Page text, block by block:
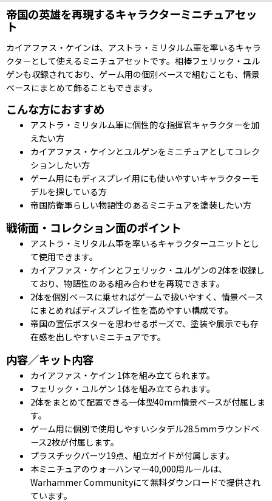
帝国の英雄を再現するキャラクターミニチュアセッ
ト
カイアファス・ケインは、アストラ・ミリタルム軍を率いるキャラ
クターとして使えるミニチュアセットです。相棒フェリック・ユル
ゲンも収録されており、ゲーム用の個別ベースで組むことも、情景
ベースにまとめて飾ることもできます。
こんな方におすすめ
アストラ・ミリタルム軍に個性的な指揮官キャラクターを加
えたい方
カイアファス・ケインとユルゲンをミニチュアとしてコレク
ションしたい方
ゲーム用にもディスプレイ用にも使いやすいキャラクターモ
デルを探している方
帝国防衛軍らしい物語性のあるミニチュアを塗装したい方
戦術面・コレクション面のポイント
アストラ・ミリタルム軍を率いるキャラクターユニットとし
て使用できます。
カイアファス・ケインとフェリック・ユルゲンの2体を収録し
ており、物語性のある組み合わせを再現できます。
2体を個別ベースに乗せればゲームで扱いやすく、情景ベース
にまとめればディスプレイ性を高めやすい構成です。
帝国の宣伝ポスターを思わせるポーズで、塗装や展示でも存
在感を出しやすいミニチュアです。
内容／キット内容
カイアファス・ケイン 1体を組み立てられます。
フェリック・ユルゲン 1体を組み立てられます。
2体をまとめて配置できる一体型40mm情景ベースが付属しま
す。
ゲーム用に個別で使用しやすいシタデル28.5mmラウンドベ
ース2枚が付属します。
プラスチックパーツ19点、組立ガイドが付属します。
本ミニチュアのウォーハンマー40,000用ルールは、
Warhammer Communityにて無料ダウンロードで提供され
ています。